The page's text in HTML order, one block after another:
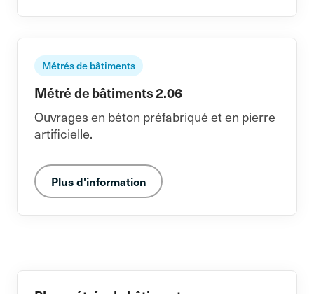
Métrés de bâtiments
Métré de bâtiments 2.06
Ouvrages en béton préfabriqué et en pierre
artificielle.
Plus d'information